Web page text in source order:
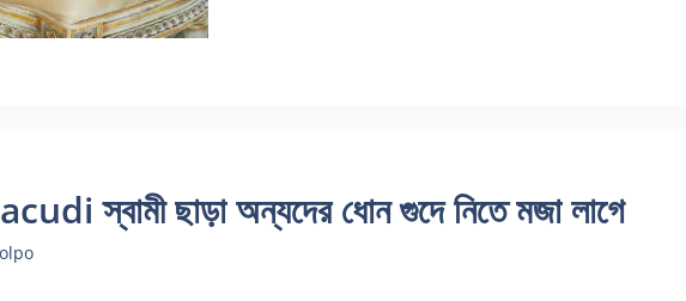
স্বামী ছাড়া অন্যদের ধোন গুদে নিতে মজা লাগে